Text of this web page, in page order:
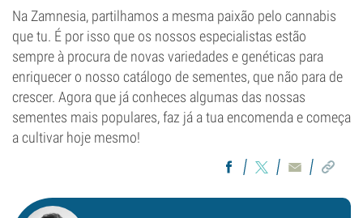
Na Zamnesia, partilhamos a mesma paixão pelo cannabis
que tu. É por isso que os nossos especialistas estão
sempre à procura de novas variedades e genéticas para
enriquecer o nosso catálogo de sementes, que não para de
crescer. Agora que já conheces algumas das nossas
sementes mais populares, faz já a tua encomenda e começa
a cultivar hoje mesmo!